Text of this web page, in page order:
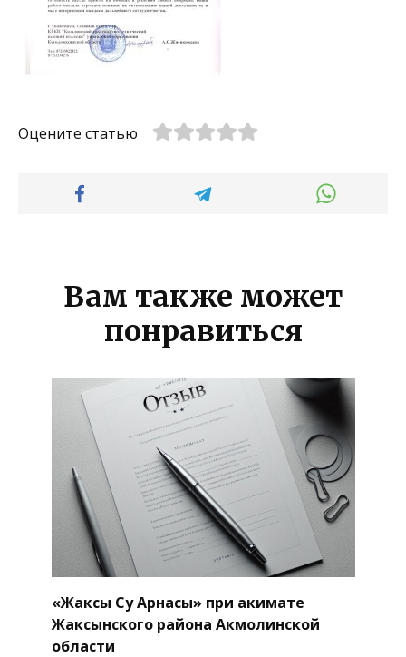
Оцените статью
Вам также может
понравиться
«Жаксы Су Арнасы» при акимате
Жаксынского района Акмолинской
области